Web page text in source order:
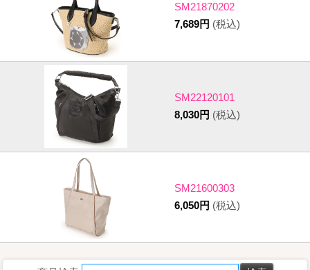
SM21870202
7,689円 (税込)
SM22120101
8,030円 (税込)
SM21600303
6,050円 (税込)